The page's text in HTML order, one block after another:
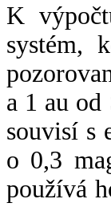
K
systém,
a 1 au
souvisí s
o 0,3
používá